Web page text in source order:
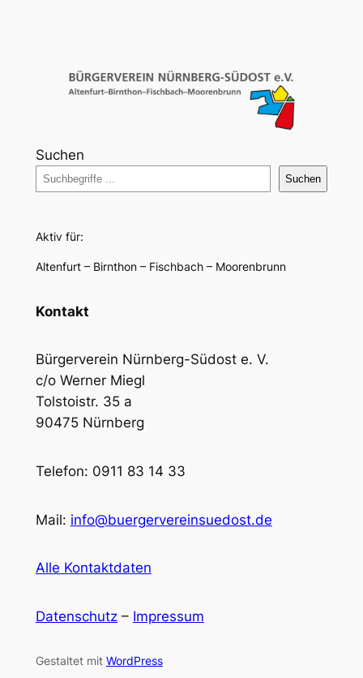
Suchen
Suchen
Aktiv für:
Altenfurt – Birnthon – Fischbach – Moorenbrunn
Kontakt
Bürgerverein Nürnberg-Südost e. V.
c/o Werner Miegl
Tolstoistr. 35 a
90475 Nürnberg
Telefon: 0911 83 14 33
Mail: info@buergervereinsuedost.de
Alle Kontaktdaten
Datenschutz– Impressum
Gestaltet mit WordPress